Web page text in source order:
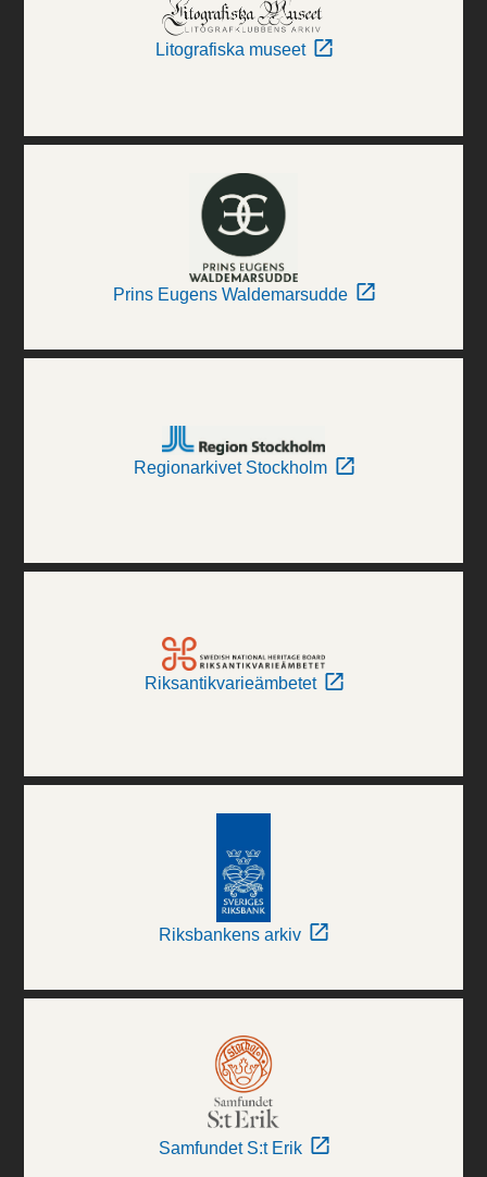
Litografiska museet
Prins Eugens Waldemarsudde
Regionarkivet Stockholm
Riksantikvarieämbetet
Riksbankens arkiv
Samfundet S:t Erik